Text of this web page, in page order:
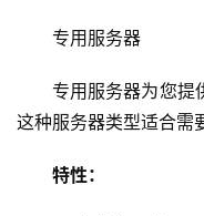
程
专用服务器
专用服务器为您提
这种服务器类型适合需
特性：